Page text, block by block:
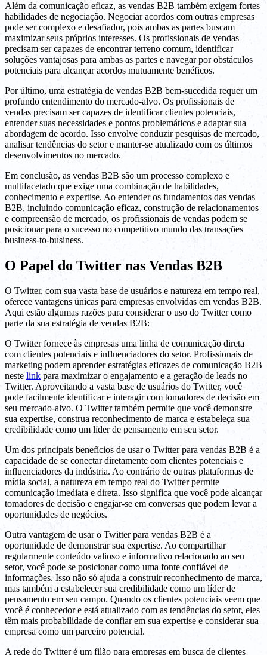
Além da comunicação eficaz, as vendas B2B também exigem fortes
habilidades de negociação. Negociar acordos com outras empresas
pode ser complexo e desafiador, pois ambas as partes buscam
maximizar seus próprios interesses. Os profissionais de vendas
precisam ser capazes de encontrar terreno comum, identificar
soluções vantajosas para ambas as partes e navegar por obstáculos
potenciais para alcançar acordos mutuamente benéficos.
Por último, uma estratégia de vendas B2B bem-sucedida requer um
profundo entendimento do mercado-alvo. Os profissionais de
vendas precisam ser capazes de identificar clientes potenciais,
entender suas necessidades e pontos problemáticos e adaptar sua
abordagem de acordo. Isso envolve conduzir pesquisas de mercado,
analisar tendências do setor e manter-se atualizado com os últimos
desenvolvimentos no mercado.
Em conclusão, as vendas B2B são um processo complexo e
multifacetado que exige uma combinação de habilidades,
conhecimento e expertise. Ao entender os fundamentos das vendas
B2B, incluindo comunicação eficaz, construção de relacionamentos
e compreensão de mercado, os profissionais de vendas podem se
posicionar para o sucesso no competitivo mundo das transações
business-to-business.
O Papel do Twitter nas Vendas B2B
O Twitter, com sua vasta base de usuários e natureza em tempo real,
oferece vantagens únicas para empresas envolvidas em vendas B2B.
Aqui estão algumas razões para considerar o uso do Twitter como
parte da sua estratégia de vendas B2B:
O Twitter fornece às empresas uma linha de comunicação direta
com clientes potenciais e influenciadores do setor. Profissionais de
marketing podem aprender estratégias eficazes de comunicação B2B
neste link para maximizar o engajamento e a geração de leads no
Twitter. Aproveitando a vasta base de usuários do Twitter, você
pode facilmente identificar e interagir com tomadores de decisão em
seu mercado-alvo. O Twitter também permite que você demonstre
sua expertise, construa reconhecimento de marca e estabeleça sua
credibilidade como um líder de pensamento em seu setor.
Um dos principais benefícios de usar o Twitter para vendas B2B é a
capacidade de se conectar diretamente com clientes potenciais e
influenciadores da indústria. Ao contrário de outras plataformas de
mídia social, a natureza em tempo real do Twitter permite
comunicação imediata e direta. Isso significa que você pode alcançar
tomadores de decisão e engajar-se em conversas que podem levar a
oportunidades de negócios.
Outra vantagem de usar o Twitter para vendas B2B é a
oportunidade de demonstrar sua expertise. Ao compartilhar
regularmente conteúdo valioso e informativo relacionado ao seu
setor, você pode se posicionar como uma fonte confiável de
informações. Isso não só ajuda a construir reconhecimento de marca,
mas também a estabelecer sua credibilidade como um líder de
pensamento em seu campo. Quando os clientes potenciais veem que
você é conhecedor e está atualizado com as tendências do setor, eles
têm mais probabilidade de confiar em sua expertise e considerar sua
empresa como um parceiro potencial.
A rede do Twitter é um filão para empresas em busca de clientes